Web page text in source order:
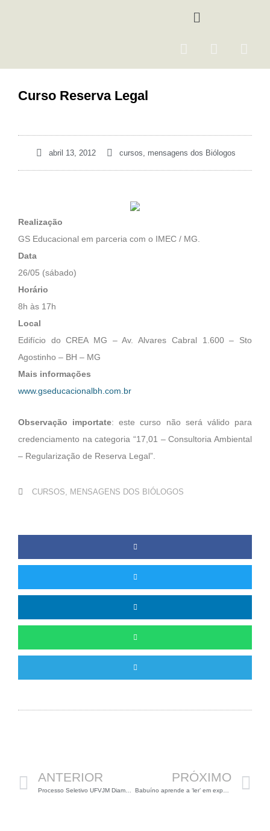
Menu
F
I
m
Y
Curso Reserva Legal
abril 13, 2012 cursos, mensagens dos Biólogos
Realização
GS Educacional em parceria com o IMEC / MG.
Data
26/05 (sábado)
Horário
8h às 17h
Local
Edifício do CREA MG – Av. Alvares Cabral 1.600 – Sto
Agostinho – BH – MG
Mais informações
www.gseducacionalbh.com.br
Observação importate: este curso não será válido para
credenciamento na categoria “17,01 – Consultoria Ambiental
– Regularização de Reserva Legal”.
CURSOS, MENSAGENS DOS BIÓLOGOS
ANTERIOR PRÓXIMO